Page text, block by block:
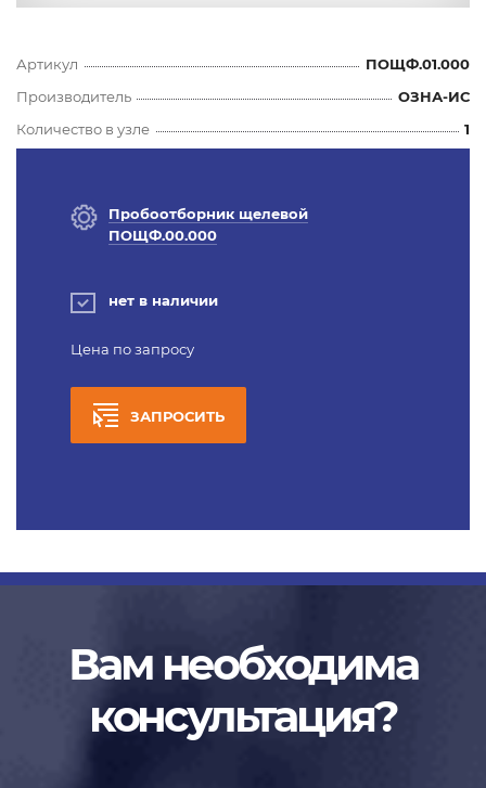
Артикул
ПОЩФ.01.000
Производитель
ОЗНА-ИС
Количество в узле
1
Пробоотборник щелевой
ПОЩФ.00.000
нет в наличии
Цена по запросу
ЗАПРОСИТЬ
Вам необходима
консультация?